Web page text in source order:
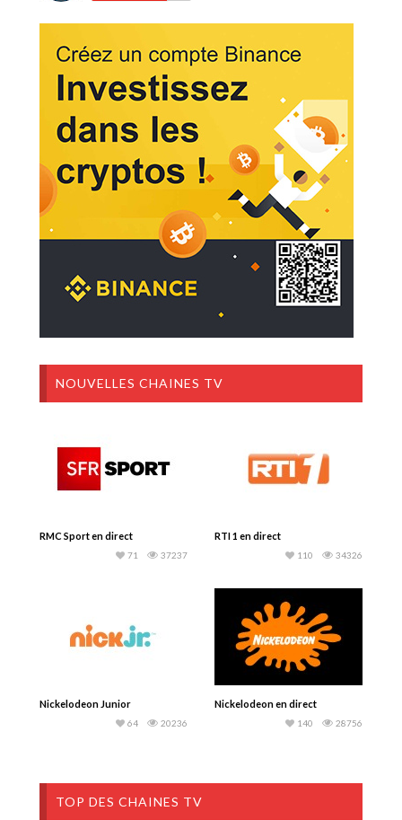
NOUVELLES CHAINES TV
RMC Sport en direct
37237
71
RTI 1 en direct
34326
110
Nickelodeon Junior
20236
64
Nickelodeon en direct
28756
140
TOP DES CHAINES TV